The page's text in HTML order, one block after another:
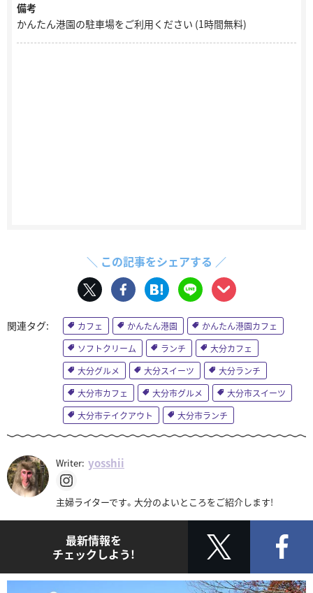
備考
かんたん港園の駐車場をご利用ください (1時間無料)
＼ この記事をシェアする ／
カフェ かんたん港園
かんたん港園カフェ
ソフトクリーム
ランチ
大分カフェ
大分グルメ
大分スイーツ
大分ランチ
大分市カフェ
大分市グルメ
大分市スイーツ
大分市テイクアウト
大分市ランチ
Writer: yosshii
主婦ライターです。大分のよいところをご紹介します!
最新情報を
チェックしよう!